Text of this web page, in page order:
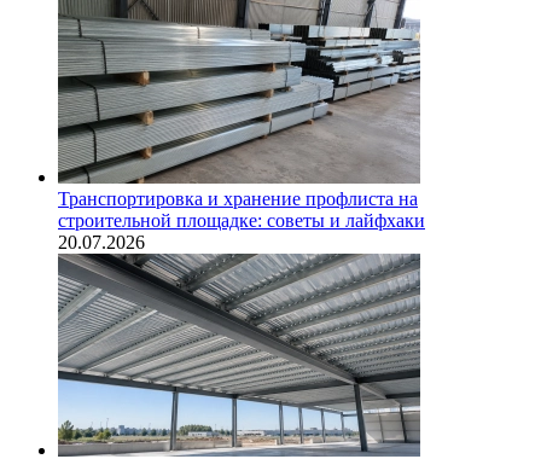
Транспортировка и хранение профлиста на
строительной площадке: советы и лайфхаки
20.07.2026